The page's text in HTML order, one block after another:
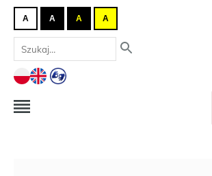
A A A A